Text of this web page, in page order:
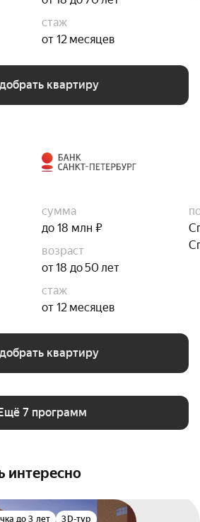
стаж
от 12 месяцев
квартиру
сумма
до 18 млн ₽
возраст
от 18 до 50 лет
стаж
от 12 месяцев
квартиру
7 программ
интересно
до 3 лет 3D-тур